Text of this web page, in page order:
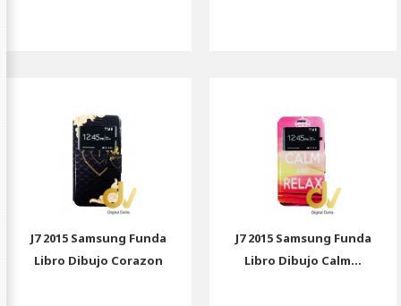
J7 2015 Samsung Funda
Libro Dibujo Corazon
J7 2015 Samsung Funda
Libro Dibujo Calm...